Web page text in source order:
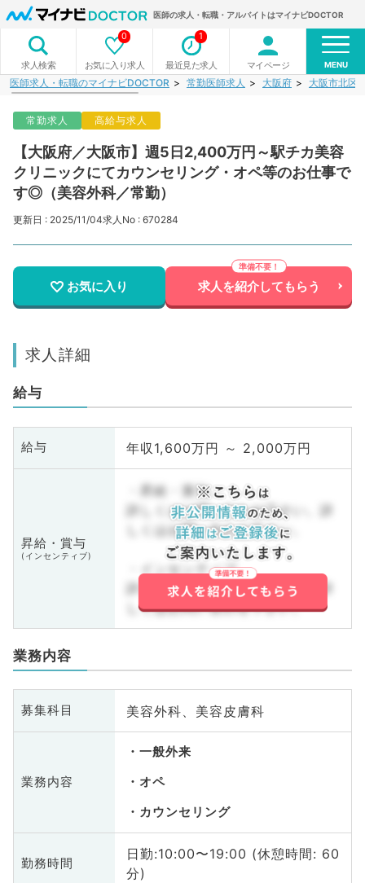
医師の求人・転職・アルバイトはマイナビDOCTOR
求人検索 お気に入り求人
0
最近見た求人
1
マイページ MENU
医師求人・転職のマイナビDOCTOR 常勤医師求人 大阪府 大阪市北区
常勤求人 高給与求人
【大阪府／大阪市】週5日2,400万円～駅チカ美容
クリニックにてカウンセリング・オペ等のお仕事で
す◎（美容外科／常勤）
更新日 : 2025/11/04求人No : 670284
お気に入り 求人を紹介してもらう
求人詳細
給与
給与 年収1,600万円 ～ 2,000万円
昇給・賞与
(インセンティブ)
・昇給・賞与
詳しくはお問い合わせ下さい。詳
しくはお問い合わせ下さい。
・インセンティブ
詳しくはお問い合わせ下さい。詳
しくはお問い合わせ下さい。
業務内容
募集科目 美容外科、美容皮膚科
業務内容
一般外来
オペ
カウンセリング
勤務時間
日勤:10:00〜19:00 (休憩時間: 60
分)